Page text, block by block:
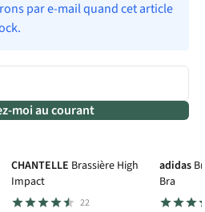
par e-mail quand cet article
moi au courant
CHANTELLE Brassière High
Impact
22
adidas
Bra